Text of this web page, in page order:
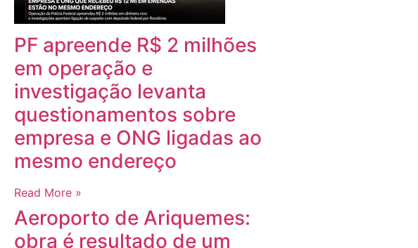
PF apreende R$ 2 milhões
em operação e
investigação levanta
questionamentos sobre
empresa e ONG ligadas ao
mesmo endereço
Read More »
Aeroporto de Ariquemes:
obra é resultado de um